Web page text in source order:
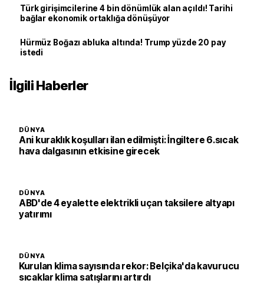
Türk girişimcilerine 4 bin dönümlük alan açıldı! Tarihi
bağlar ekonomik ortaklığa dönüşüyor
Hürmüz Boğazı abluka altında! Trump yüzde 20 pay
istedi
İlgili Haberler
DÜNYA
Ani kuraklık koşulları ilan edilmişti: İngiltere 6.sıcak
hava dalgasının etkisine girecek
DÜNYA
ABD'de 4 eyalette elektrikli uçan taksilere altyapı
yatırımı
DÜNYA
Kurulan klima sayısında rekor: Belçika'da kavurucu
sıcaklar klima satışlarını artırdı